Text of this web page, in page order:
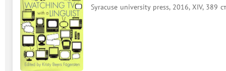
Syracuse university press, 2016, XIV, 389